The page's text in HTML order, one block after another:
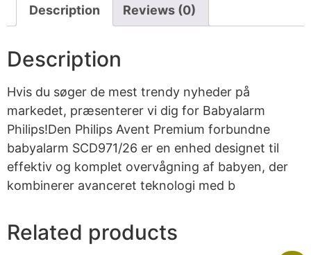
Description Reviews (0)
Description
Hvis du søger de mest trendy nyheder på
markedet, præsenterer vi dig for Babyalarm
Philips!Den Philips Avent Premium forbundne
babyalarm SCD971/26 er en enhed designet til
effektiv og komplet overvågning af babyen, der
kombinerer avanceret teknologi med b
Related products